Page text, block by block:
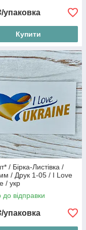
упаковка
Купити
/ Бірка-Листівка /
/ Друк 1-05 / I Love
/ укр
до відправки
упаковка